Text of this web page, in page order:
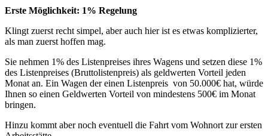
Erste Möglichkeit: 1% Regelung
Klingt zuerst recht simpel, aber auch hier ist es etwas komplizierter,
als man zuerst hoffen mag.
Sie nehmen 1% des Listenpreises ihres Wagens und setzen diese 1%
des Listenpreises (Bruttolistenpreis) als geldwerten Vorteil jeden
Monat an. Ein Wagen der einen Listenpreis von 50.000€ hat, würde
Ihnen so einen Geldwerten Vorteil von mindestens 500€ im Monat
bringen.
Hinzu kommt aber noch eventuell die Fahrt vom Wohnort zur ersten